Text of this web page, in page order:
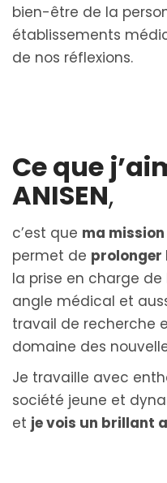
bien-être de la
établissements
de nos réflexions.
Ce que
ANISEN,
c’est que ma
permet de prolonger
la prise en charge de
angle médical et
travail de recherche
domaine des
Je travaille avec
société jeune et
et je vois un brillant